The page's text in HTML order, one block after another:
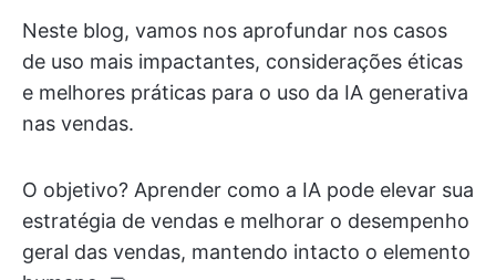
Neste blog, vamos nos aprofundar nos casos
de uso mais impactantes, considerações éticas
e melhores práticas para o uso da IA generativa
nas vendas.
O objetivo? Aprender como a IA pode elevar sua
estratégia de vendas e melhorar o desempenho
geral das vendas, mantendo intacto o elemento